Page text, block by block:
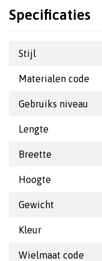
Specificaties
Stijl
Materialen code
Gebruiks niveau
Lengte
Breette
Hoogte
Gewicht
Kleur
Wielmaat code